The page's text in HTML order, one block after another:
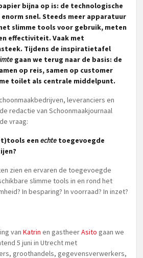
bijna op is: de technologische
snel. Steeds meer apparatuur
slimme tools voor gebruik, meten
effectiviteit. Vaak met
Tijdens de inspiratietafel
gaan we terug naar de basis: de
op reis, samen op customer
toilet als centrale middelpunt.
leveranciers en
redactie van Schoonmaakjournaal
vraag:
een echte toegevoegde
zien en ervaren de toegevoegde
slimme tools in en rond het
In besparing? In voorraad? In inzet?
van Katrin en gastheerAsito gaan we
5 juni in Utrecht met
groothandels, gegevensverwerkers,